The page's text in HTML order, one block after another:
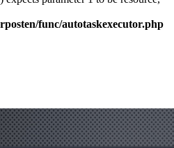
func/autotaskexecutor.php